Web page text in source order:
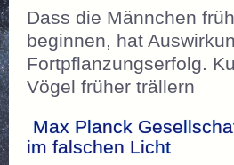
Dass die Männchen
beginnen, hat
Fortpflanzungserfolg.
Vögel früher trällern
Max Planck
im falschen Licht